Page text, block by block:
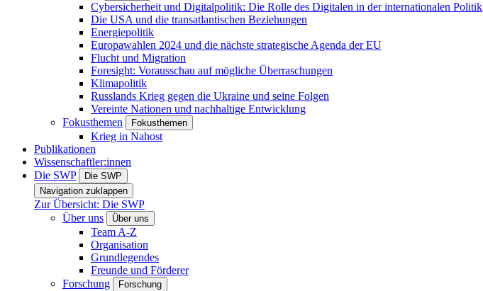
Cybersicherheit und Digitalpolitik: Die Rolle des Digitalen in der internationalen Politik
Die USA und die transatlantischen Beziehungen
Energiepolitik
Europawahlen 2024 und die nächste strategische Agenda der EU
Flucht und Migration
Foresight: Vorausschau auf mögliche Überraschungen
Klimapolitik
Russlands Krieg gegen die Ukraine und seine Folgen
Vereinte Nationen und nachhaltige Entwicklung
Fokusthemen
Fokusthemen
Krieg in Nahost
Publikationen
Wissenschaftler:innen
Die SWP
Die SWP
Navigation zuklappen
Zur Übersicht: Die SWP
Über uns
Über uns
Team A-Z
Organisation
Grundlegendes
Freunde und Förderer
Forschung
Forschung